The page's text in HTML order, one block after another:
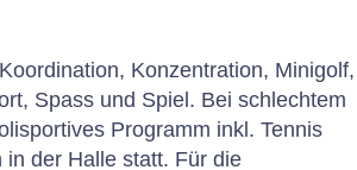
Konzentration, Minigolf,
Spass und Spiel. Bei schlechtem
Programm inkl. Tennis
in der Halle statt. Für die